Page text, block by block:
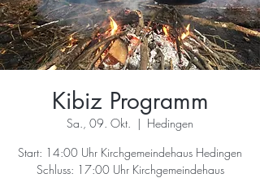
Kibiz Programm
Sa., 09. Okt.
  |
Hedingen
Start: 14:00 Uhr Kirchgemeindehaus Hedingen
Schluss: 17:00 Uhr Kirchgemeindehaus